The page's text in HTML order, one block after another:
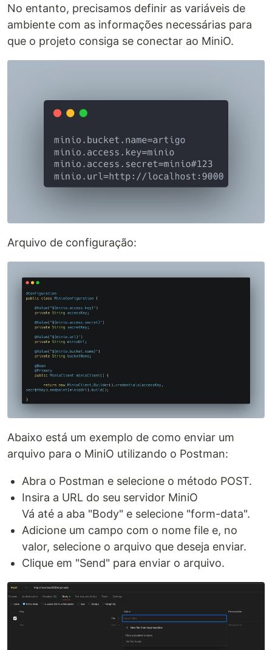
No entanto, precisamos definir as variáveis de
ambiente com as informações necessárias para
que o projeto consiga se conectar ao MiniO.
Arquivo de configuração:
Abaixo está um exemplo de como enviar um
arquivo para o MiniO utilizando o Postman:
Abra o Postman e selecione o método POST.
Insira a URL do seu servidor MiniO
Vá até a aba "Body" e selecione "form-data".
Adicione um campo com o nome file e, no
valor, selecione o arquivo que deseja enviar.
Clique em "Send" para enviar o arquivo.